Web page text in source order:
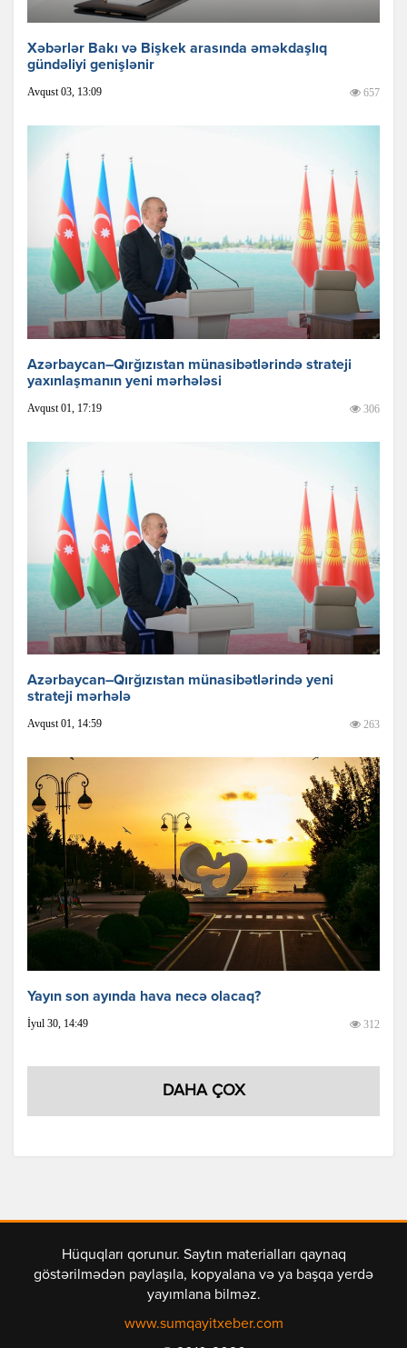
Xəbərlər Bakı və Bişkek arasında əməkdaşlıq
gündəliyi genişlənir
Avqust 03, 13:09 657
Azərbaycan–Qırğızıstan münasibətlərində strateji
yaxınlaşmanın yeni mərhələsi
Avqust 01, 17:19 306
Azərbaycan–Qırğızıstan münasibətlərində yeni
strateji mərhələ
Avqust 01, 14:59 263
Yayın son ayında hava necə olacaq?
İyul 30, 14:49 312
DAHA ÇOX
Hüquqları qorunur. Saytın materialları qaynaq
göstərilmədən paylaşıla, kopyalana və ya başqa yerdə
yayımlana bilməz.
www.sumqayitxeber.com